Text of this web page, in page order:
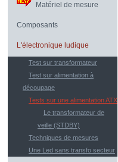
Matériel de mesure
Composants
L'électronique ludique
Test sur transformateur
Test sur alimentation à
découpage
Tests sur une alimentation ATX
Le transformateur de
veille (STDBY)
Techniques de mesures
Une Led sans transfo secteur